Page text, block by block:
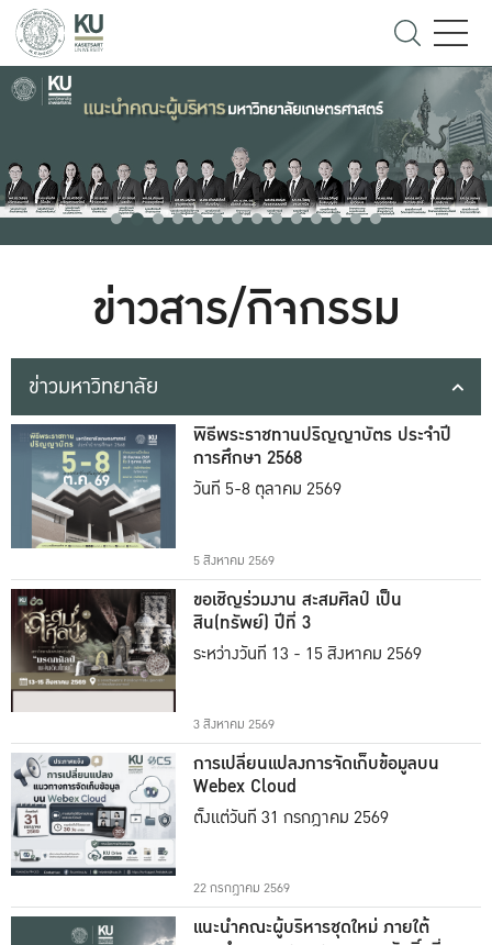
ข่าวสาร/กิจกรรม
ข่าวมหาวิทยาลัย
พิธีพระราชทานปริญญาบัตร ประจำปี
การศึกษา 2568
วันที่ 5-8 ตุลาคม 2569
5 สิงหาคม 2569
ขอเชิญร่วมงาน สะสมศิลป์ เป็น
สิน(ทรัพย์) ปีที่ 3
ระหว่างวันที่ 13 - 15 สิงหาคม 2569
3 สิงหาคม 2569
การเปลี่ยนแปลงการจัดเก็บข้อมูลบน
Webex Cloud
ตั้งแต่วันที่ 31 กรกฎาคม 2569
22 กรกฎาคม 2569
แนะนำคณะผู้บริหารชุดใหม่ ภายใต้